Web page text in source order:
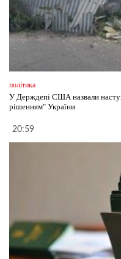
політика
У Держдепі США назвали
рішенням" України
20:59